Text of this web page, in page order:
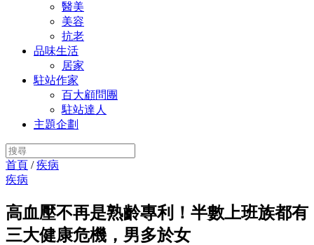
醫美
美容
抗老
品味生活
居家
駐站作家
百大顧問團
駐站達人
主題企劃
首頁 /疾病
疾病
高血壓不再是熟齡專利！半數上班族都有
三大健康危機，男多於女